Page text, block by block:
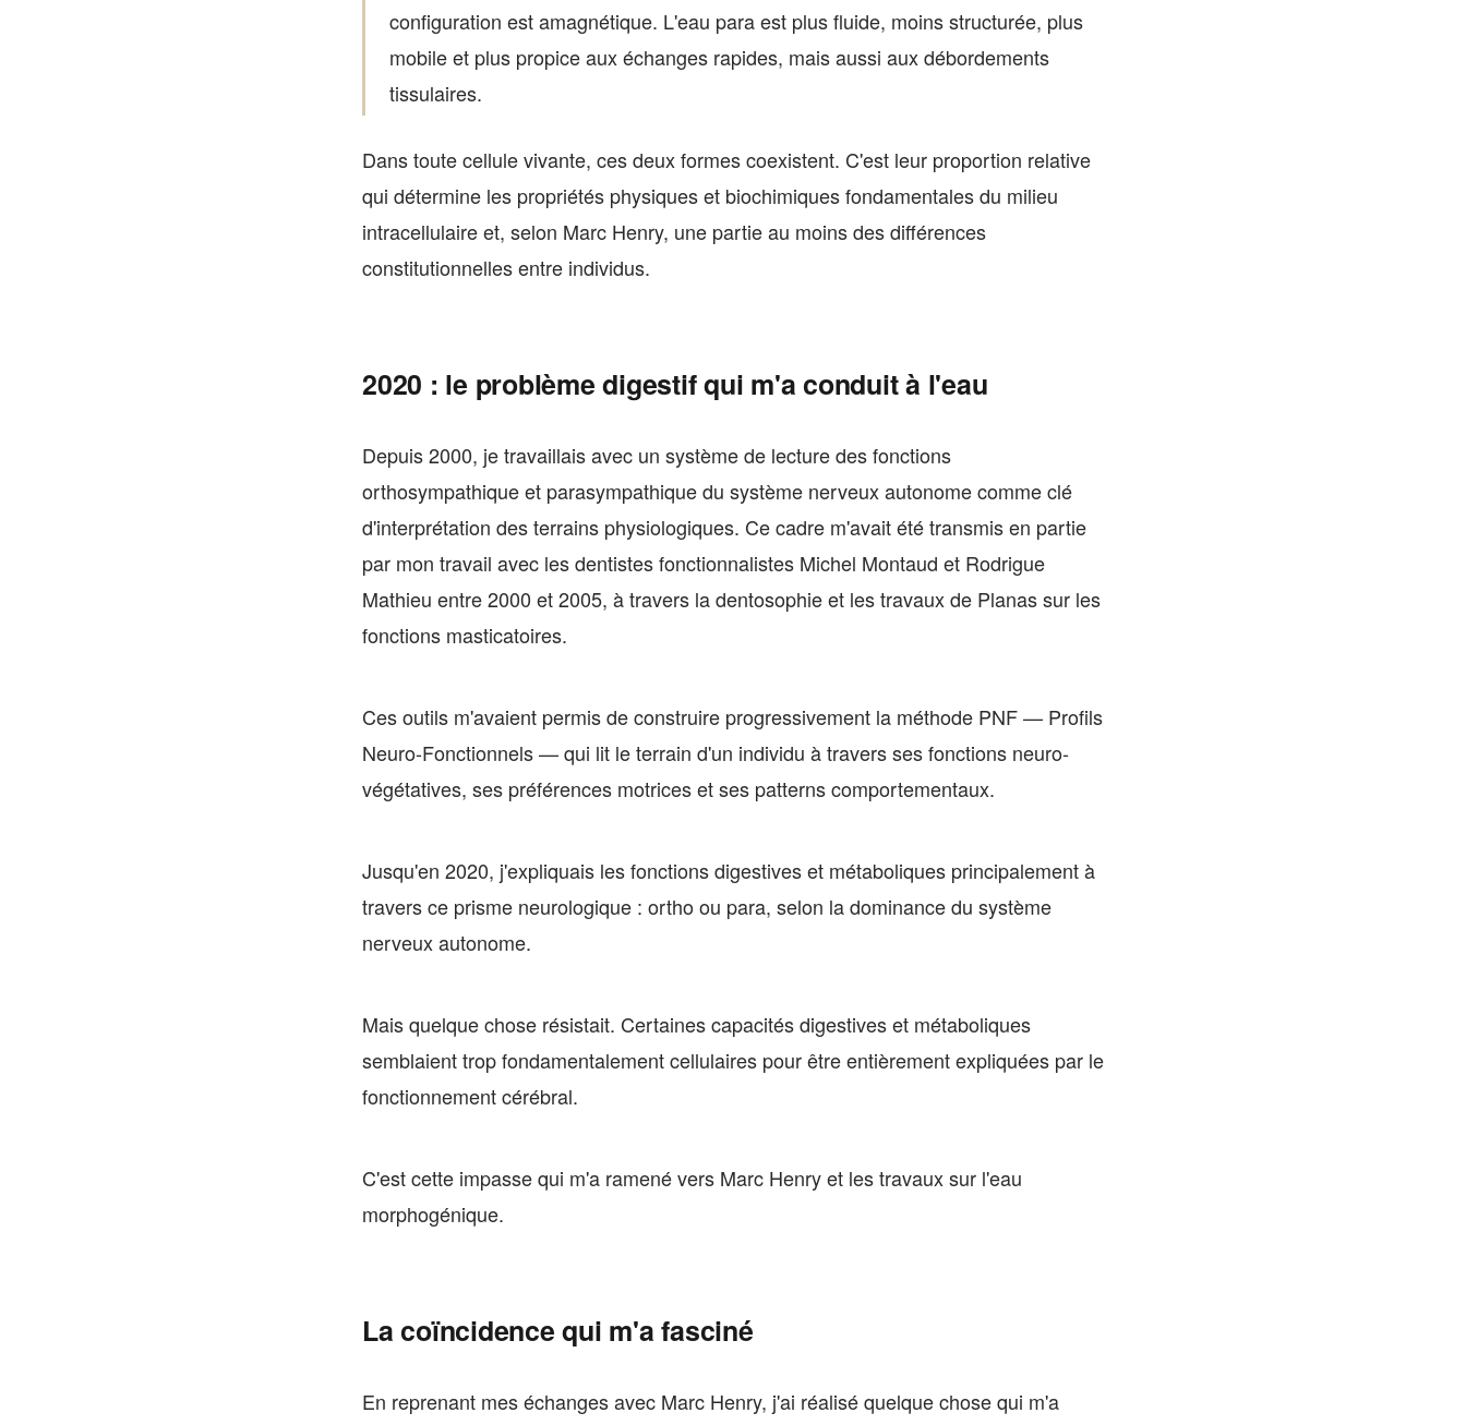
configuration est amagnétique. L'eau para est plus fluide, moins structurée, plus
mobile et plus propice aux échanges rapides, mais aussi aux débordements
tissulaires.
Dans toute cellule vivante, ces deux formes coexistent. C'est leur proportion relative
qui détermine les propriétés physiques et biochimiques fondamentales du milieu
intracellulaire et, selon Marc Henry, une partie au moins des différences
constitutionnelles entre individus.
2020 : le problème digestif qui m'a conduit à l'eau
Depuis 2000, je travaillais avec un système de lecture des fonctions
orthosympathique et parasympathique du système nerveux autonome comme clé
d'interprétation des terrains physiologiques. Ce cadre m'avait été transmis en partie
par mon travail avec les dentistes fonctionnalistes Michel Montaud et Rodrigue
Mathieu entre 2000 et 2005, à travers la dentosophie et les travaux de Planas sur les
fonctions masticatoires.
Ces outils m'avaient permis de construire progressivement la méthode PNF — Profils
Neuro-Fonctionnels — qui lit le terrain d'un individu à travers ses fonctions neuro-
végétatives, ses préférences motrices et ses patterns comportementaux.
Jusqu'en 2020, j'expliquais les fonctions digestives et métaboliques principalement à
travers ce prisme neurologique : ortho ou para, selon la dominance du système
nerveux autonome.
Mais quelque chose résistait. Certaines capacités digestives et métaboliques
semblaient trop fondamentalement cellulaires pour être entièrement expliquées par le
fonctionnement cérébral.
C'est cette impasse qui m'a ramené vers Marc Henry et les travaux sur l'eau
morphogénique.
La coïncidence qui m'a fasciné
En reprenant mes échanges avec Marc Henry, j'ai réalisé quelque chose qui m'a